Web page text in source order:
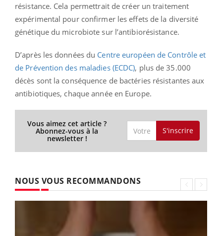
résistance. Cela permettrait de créer un traitement
expérimental pour confirmer les effets de la diversité
génétique du microbiote sur l’antibiorésistance.
D’après les données du Centre européen de Contrôle et
de Prévention des maladies (ECDC), plus de 35.000
décès sont la conséquence de bactéries résistantes aux
antibiotiques, chaque année en Europe.
Vous aimez cet article ?
Abonnez-vous à la
newsletter !
S'inscrire
NOUS VOUS RECOMMANDONS